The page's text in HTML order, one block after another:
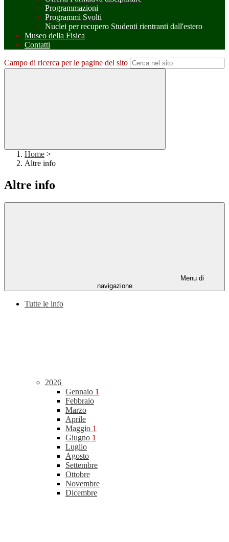
Programmazioni
Programmi Svolti
Nuclei per recupero Studenti rientranti dall'estero
Museo della Fisica
Contatti
Campo di ricerca per le pagine del sito
Home >
Altre info
Altre info
Menu di
navigazione
Tutte le info
2026
Gennaio 1
Febbraio
Marzo
Aprile
Maggio 1
Giugno 1
Luglio
Agosto
Settembre
Ottobre
Novembre
Dicembre